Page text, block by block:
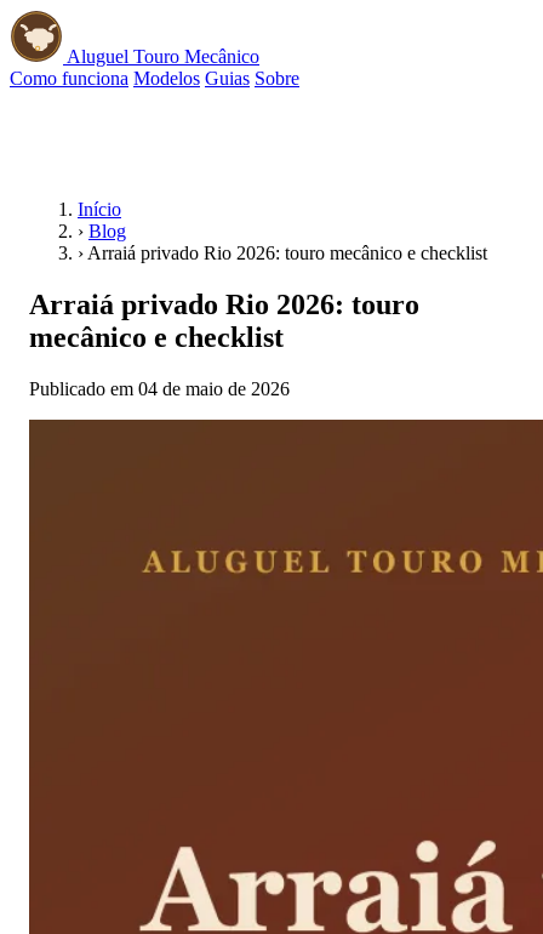
Aluguel Touro Mecânico
Como funciona Modelos Guias Sobre
Início
› Blog
› Arraiá privado Rio 2026: touro mecânico e checklist
Arraiá privado Rio 2026: touro
mecânico e checklist
Publicado em 04 de maio de 2026